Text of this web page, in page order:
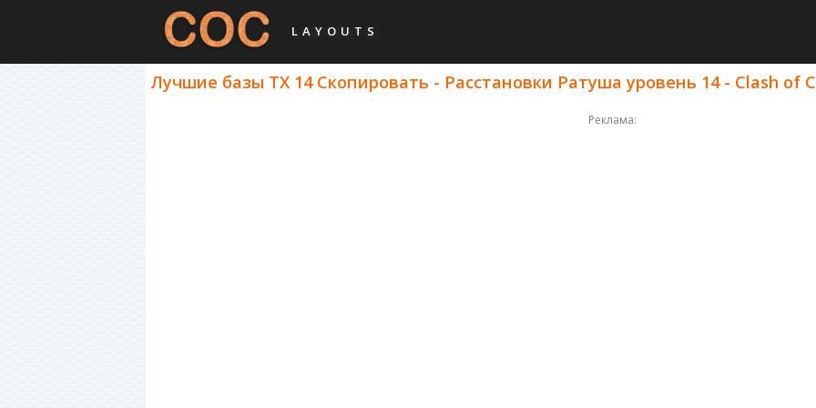
LAYOUTS
Лучшие базы ТХ 14 Скопировать - Расстановки Ратуша уровень 14 - Clash of
Реклама: